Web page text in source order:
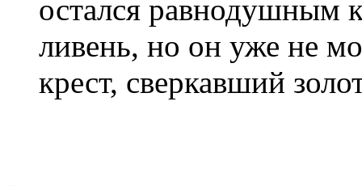
остался равнодушным
ливень, но он уже не
крест, сверкавший